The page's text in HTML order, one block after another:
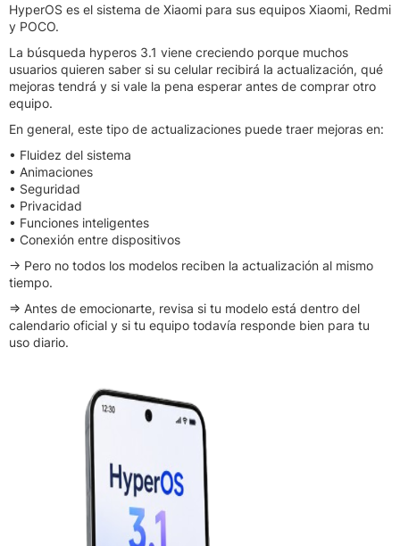
HyperOS es el sistema de Xiaomi para sus equipos Xiaomi, Redmi
y POCO.
La búsqueda hyperos 3.1 viene creciendo porque muchos
usuarios quieren saber si su celular recibirá la actualización, qué
mejoras tendrá y si vale la pena esperar antes de comprar otro
equipo.
En general, este tipo de actualizaciones puede traer mejoras en:
• Fluidez del sistema
• Animaciones
• Seguridad
• Privacidad
• Funciones inteligentes
• Conexión entre dispositivos
→ Pero no todos los modelos reciben la actualización al mismo
tiempo.
⇒ Antes de emocionarte, revisa si tu modelo está dentro del
calendario oficial y si tu equipo todavía responde bien para tu
uso diario.